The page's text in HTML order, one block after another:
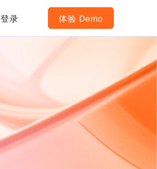
登录 体验 Demo